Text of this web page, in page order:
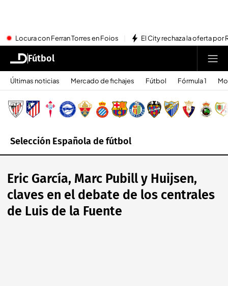
Locura con Ferran Torres en Foios El City rechaza la oferta por
Fútbol
Últimas noticias Mercado de fichajes Fútbol Fórmula 1
Selección Española de fútbol
Eric García, Marc Pubill y Huijsen,
claves en el debate de los centrales
de Luis de la Fuente